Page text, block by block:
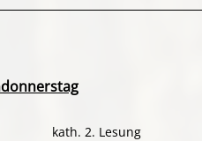
kath. 2. Lesung